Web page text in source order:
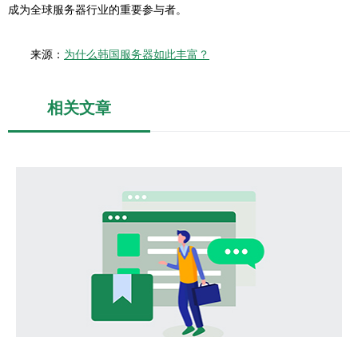
成为全球服务器行业的重要参与者。
来源： 为什么韩国服务器如此丰富？
相关文章